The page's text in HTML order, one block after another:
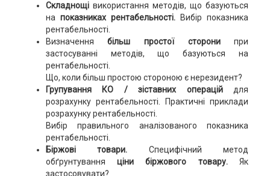
Складнощі використання методів, що базуються
на показниках рентабельності.
Вибір показника
рентабельності.
Визначеннябільш простої сторонипри
застосуванні методів, що базуються на
рентабельності.
Що, коли більш простою стороною є нерезидент?
Групування КО / зіставних операційдля
розрахунку рентабельності. Практичні приклади
розрахунку рентабельності.
Вибір правильного аналізованого показника
рентабельності.
Біржові товари. Специфічний метод
обґрунтування ціни біржового товару.Як
застосовувати?